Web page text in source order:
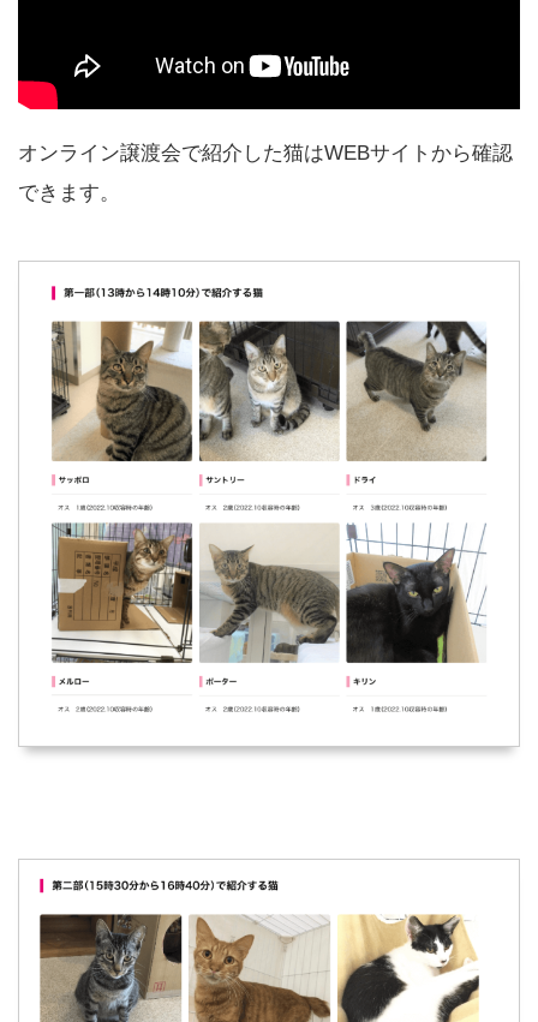
オンライン譲渡会で紹介した猫はWEBサイトから確認
できます。